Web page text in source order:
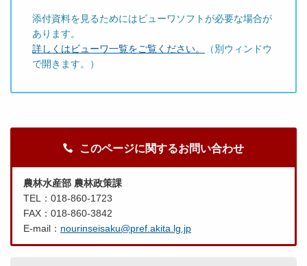
添付資料を見るためにはビューワソフトが必要な場合が
あります。
詳しくはビューワ一覧をご覧ください。
（別ウィンドウ
で開きます。）
このページに関するお問い合わせ
農林水産部 農林政策課
TEL：018-860-1723
FAX：018-860-3842
E-mail： nourinseisaku@pref.akita.lg.jp